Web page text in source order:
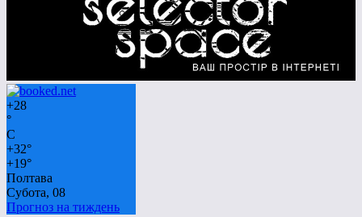
+28
°
C
+32°
+19°
Полтава
Субота, 08
Прогноз на тиждень